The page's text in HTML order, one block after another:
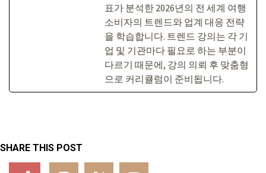
표가 분석한 2026년의 전 세계 여행
소비자의 트렌드와 업계 대응 전략
을 학습합니다. 트렌드 강의는 각 기
업 및 기관마다 필요로 하는 부분이
다르기 때문에, 강의 의뢰 후 맞춤형
으로 커리큘럼이 준비됩니다.
SHARE THIS POST